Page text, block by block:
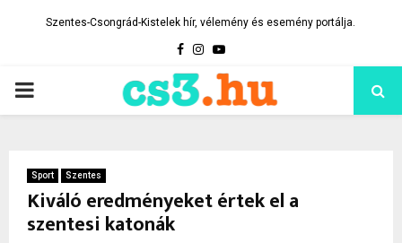
Szentes-Csongrád-Kistelek hír, vélemény és esemény portálja.
Facebook
Instagram
Youtube
PRIMARY
Sport Szentes
Kiváló eredményeket értek el a
szentesi katonák